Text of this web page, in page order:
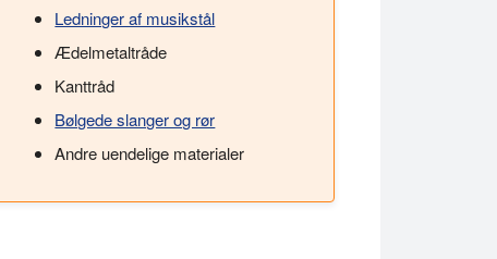
Ledninger af musikstål
Ædelmetaltråde
Kanttråd
Bølgede slanger og rør
Andre uendelige materialer